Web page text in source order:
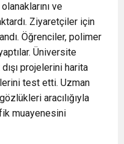
ve
Ziyaretçiler için
Öğrenciler, polimer
Üniversite
projelerini harita
test etti. Uzman
aracılığıyla
muayenesini